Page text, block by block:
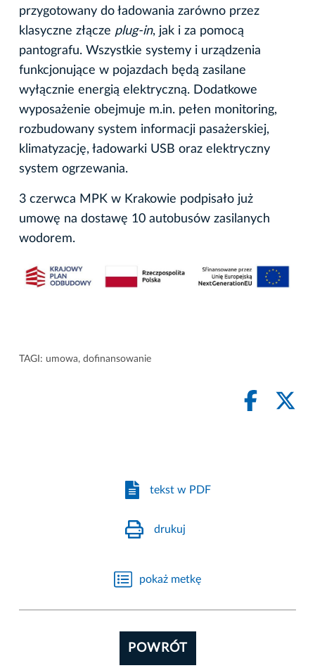
przygotowany do ładowania zarówno przez
klasyczne złącze plug-in, jak i za pomocą
pantografu. Wszystkie systemy i urządzenia
funkcjonujące w pojazdach będą zasilane
wyłącznie energią elektryczną. Dodatkowe
wyposażenie obejmuje m.in. pełen monitoring,
rozbudowany system informacji pasażerskiej,
klimatyzację, ładowarki USB oraz elektryczny
system ogrzewania.
3 czerwca MPK w Krakowie podpisało już
umowę na dostawę 10 autobusów zasilanych
wodorem.
TAGI: umowa, dofinansowanie
tekst w PDF
drukuj
pokaż metkę
POWRÓT